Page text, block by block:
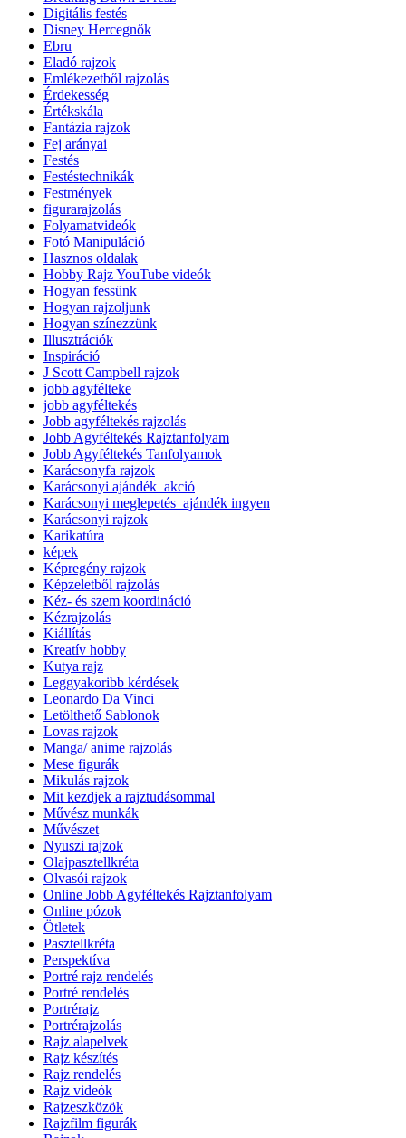
Digitális festés
Disney Hercegnők
Ebru
Eladó rajzok
Emlékezetből rajzolás
Érdekesség
Értékskála
Fantázia rajzok
Fej arányai
Festés
Festéstechnikák
Festmények
figurarajzolás
Folyamatvideók
Fotó Manipuláció
Hasznos oldalak
Hobby Rajz YouTube videók
Hogyan fessünk
Hogyan rajzoljunk
Hogyan színezzünk
Illusztrációk
Inspiráció
J Scott Campbell rajzok
jobb agyfélteke
jobb agyféltekés
Jobb agyféltekés rajzolás
Jobb Agyféltekés Rajztanfolyam
Jobb Agyféltekés Tanfolyamok
Karácsonyfa rajzok
Karácsonyi ajándék_akció
Karácsonyi meglepetés_ajándék ingyen
Karácsonyi rajzok
Karikatúra
képek
Képregény rajzok
Képzeletből rajzolás
Kéz- és szem koordináció
Kézrajzolás
Kiállítás
Kreatív hobby
Kutya rajz
Leggyakoribb kérdések
Leonardo Da Vinci
Letölthető Sablonok
Lovas rajzok
Manga/ anime rajzolás
Mese figurák
Mikulás rajzok
Mit kezdjek a rajztudásommal
Művész munkák
Művészet
Nyuszi rajzok
Olajpasztellkréta
Olvasói rajzok
Online Jobb Agyféltekés Rajztanfolyam
Online pózok
Ötletek
Pasztellkréta
Perspektíva
Portré rajz rendelés
Portré rendelés
Portrérajz
Portrérajzolás
Rajz alapelvek
Rajz készítés
Rajz rendelés
Rajz videók
Rajzeszközök
Rajzfilm figurák